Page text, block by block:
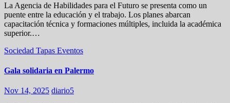
La Agencia de Habilidades para el Futuro se presenta como un
puente entre la educación y el trabajo. Los planes abarcan
capacitación técnica y formaciones múltiples, incluida la académica
superior.…
Sociedad Tapas Eventos
Gala solidaria en Palermo
Nov 14, 2025 diario5